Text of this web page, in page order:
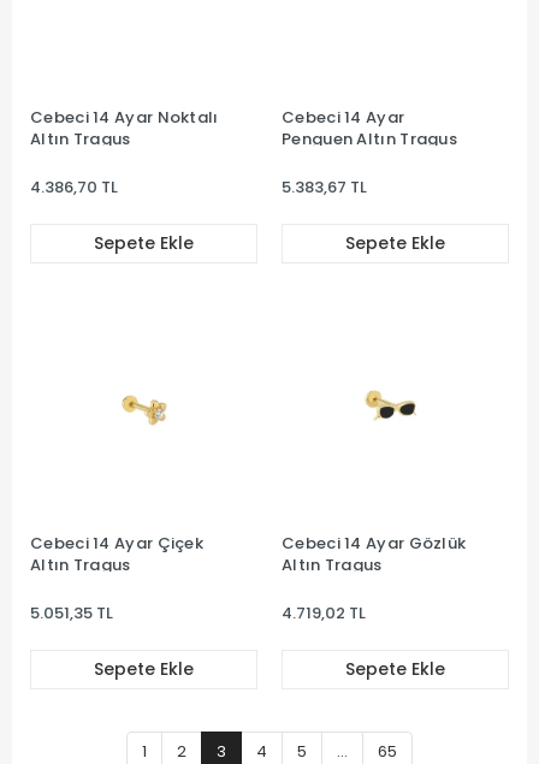
Cebeci 14 Ayar Noktalı
Altın Tragus
4.386,70 TL
Sepete Ekle
Cebeci 14 Ayar
Penguen Altın Tragus
5.383,67 TL
Sepete Ekle
Cebeci 14 Ayar Çiçek
Altın Tragus
5.051,35 TL
Sepete Ekle
Cebeci 14 Ayar Gözlük
Altın Tragus
4.719,02 TL
Sepete Ekle
1 2 3 4 5 ... 65